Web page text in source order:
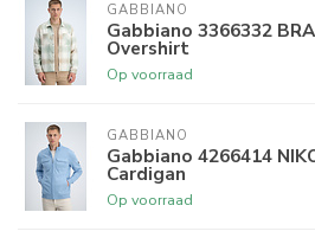
GABBIANO
Gabbiano 3366332
Overshirt
Op voorraad
GABBIANO
Gabbiano 4266414
Cardigan
Op voorraad